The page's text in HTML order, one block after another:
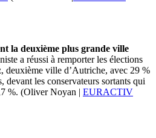
la deuxième plus grande ville
a réussi à remporter les élections
deuxième ville d’Autriche, avec 29 %
devant les conservateurs sortants qui
%. (Oliver Noyan | EURACTIV